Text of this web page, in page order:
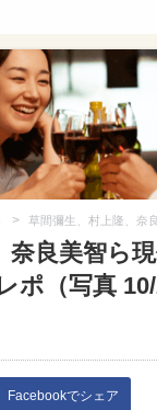
> 草間彌生、村上隆、奈
良美智ら
ポ（写真 10/
Facebookでシェア